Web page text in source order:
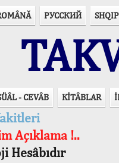
РУССКИЙ SHQIP
- CEVÂB KİTÂBLAR
Açıklama !..
Hesâbıdır